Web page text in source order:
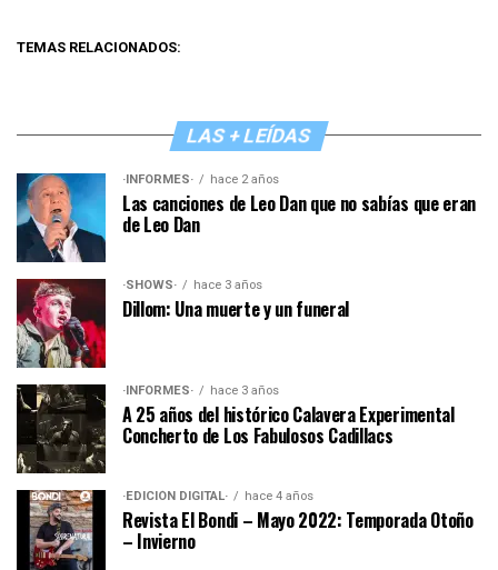
TEMAS RELACIONADOS:
LAS + LEÍDAS
·INFORMES· hace 2 años
Las canciones de Leo Dan que no sabías que eran
de Leo Dan
·SHOWS· hace 3 años
Dillom: Una muerte y un funeral
·INFORMES· hace 3 años
A 25 años del histórico Calavera Experimental
Concherto de Los Fabulosos Cadillacs
·EDICIÓN DIGITAL· hace 4 años
Revista El Bondi – Mayo 2022: Temporada Otoño
– Invierno